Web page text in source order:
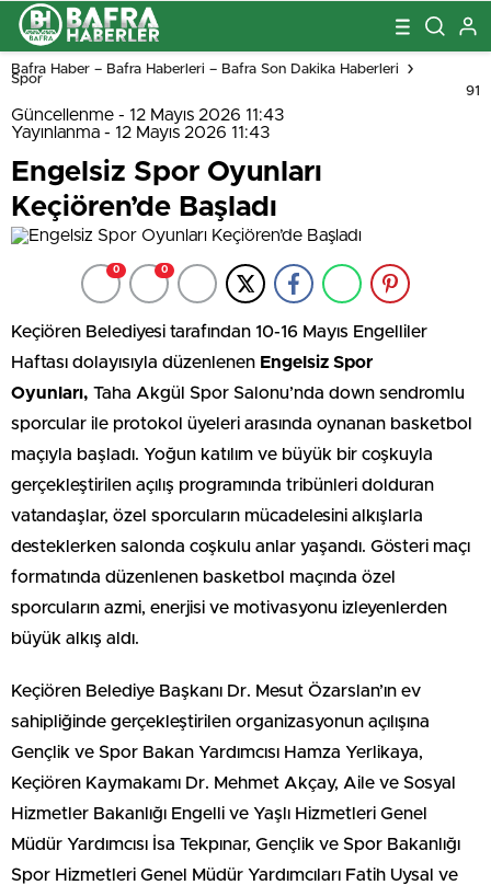
Bafra Haber – Bafra Haberleri – Bafra Son Dakika Haberleri
Spor
91
Güncellenme - 12 Mayıs 2026 11:43
Yayınlanma - 12 Mayıs 2026 11:43
Engelsiz Spor Oyunları
Keçiören’de Başladı
0 0
Keçiören Belediyesi tarafından 10-16 Mayıs Engelliler
Haftası dolayısıyla düzenlenen Engelsiz Spor
Oyunları, Taha Akgül Spor Salonu’nda down sendromlu
sporcular ile protokol üyeleri arasında oynanan basketbol
maçıyla başladı. Yoğun katılım ve büyük bir coşkuyla
gerçekleştirilen açılış programında tribünleri dolduran
vatandaşlar, özel sporcuların mücadelesini alkışlarla
desteklerken salonda coşkulu anlar yaşandı. Gösteri maçı
formatında düzenlenen basketbol maçında özel
sporcuların azmi, enerjisi ve motivasyonu izleyenlerden
büyük alkış aldı.
Keçiören Belediye Başkanı Dr. Mesut Özarslan’ın ev
sahipliğinde gerçekleştirilen organizasyonun açılışına
Gençlik ve Spor Bakan Yardımcısı Hamza Yerlikaya,
Keçiören Kaymakamı Dr. Mehmet Akçay, Aile ve Sosyal
Hizmetler Bakanlığı Engelli ve Yaşlı Hizmetleri Genel
Müdür Yardımcısı İsa Tekpınar, Gençlik ve Spor Bakanlığı
Spor Hizmetleri Genel Müdür Yardımcıları Fatih Uysal ve